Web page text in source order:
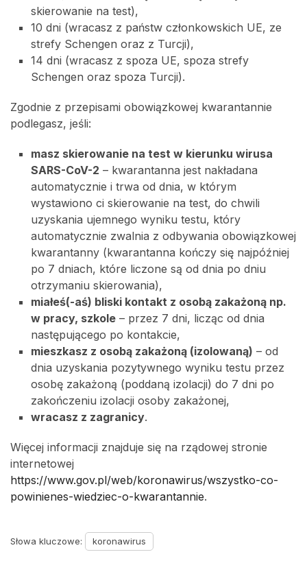
skierowanie na test),
10 dni (wracasz z państw członkowskich UE, ze
strefy Schengen oraz z Turcji),
14 dni (wracasz z spoza UE, spoza strefy
Schengen oraz spoza Turcji).
Zgodnie z przepisami obowiązkowej kwarantannie
podlegasz, jeśli:
masz skierowanie na test w kierunku wirusa
SARS-CoV-2 – kwarantanna jest nakładana
automatycznie i trwa od dnia, w którym
wystawiono ci skierowanie na test, do chwili
uzyskania ujemnego wyniku testu, który
automatycznie zwalnia z odbywania obowiązkowej
kwarantanny (kwarantanna kończy się najpóźniej
po 7 dniach, które liczone są od dnia po dniu
otrzymaniu skierowania),
miałeś(-aś) bliski kontakt z osobą zakażoną np.
w pracy, szkole – przez 7 dni, licząc od dnia
następującego po kontakcie,
mieszkasz z osobą zakażoną (izolowaną) – od
dnia uzyskania pozytywnego wyniku testu przez
osobę zakażoną (poddaną izolacji) do 7 dni po
zakończeniu izolacji osoby zakażonej,
wracasz z zagranicy.
Więcej informacji znajduje się na rządowej stronie
internetowej
https://www.gov.pl/web/koronawirus/wszystko-co-
powinienes-wiedziec-o-kwarantannie.
Słowa kluczowe: koronawirus